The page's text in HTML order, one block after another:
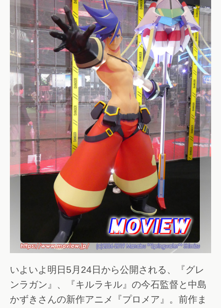
いよいよ明日5月24日から公開される、『グレ
ンラガン』、『キルラキル』の今石監督と中島
かずきさんの新作アニメ『プロメア』。前作ま